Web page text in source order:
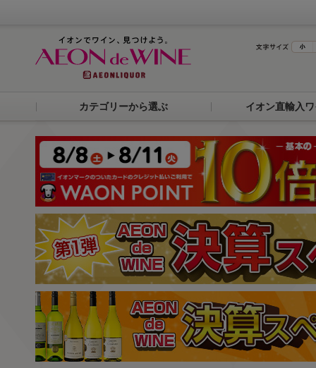
カテゴリーから選ぶ イオン直輸入